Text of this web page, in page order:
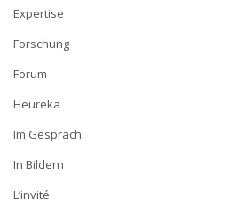
Expertise
Forschung
Forum
Heureka
Im Gespräch
In Bildern
L’invité